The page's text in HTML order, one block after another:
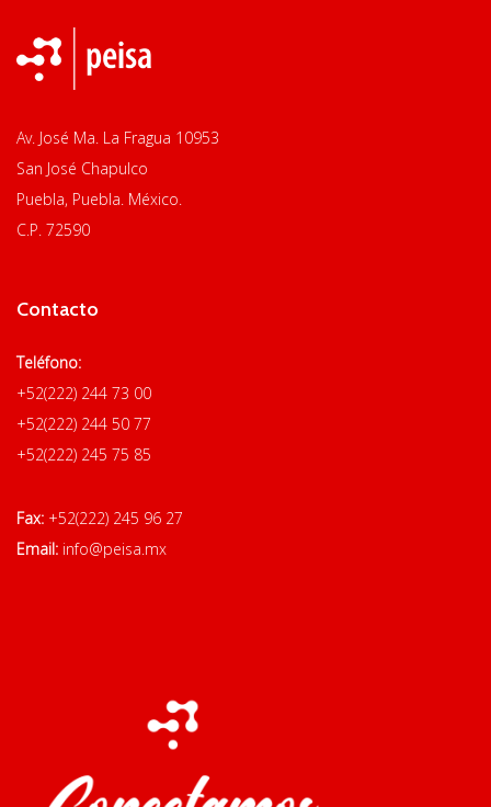
Av. José Ma. La Fragua 10953
San José Chapulco
Puebla, Puebla. México.
C.P. 72590
Contacto
Teléfono:
+52(222) 244 73 00
+52(222) 244 50 77
+52(222) 245 75 85
Fax: +52(222) 245 96 27
Email: info@peisa.mx